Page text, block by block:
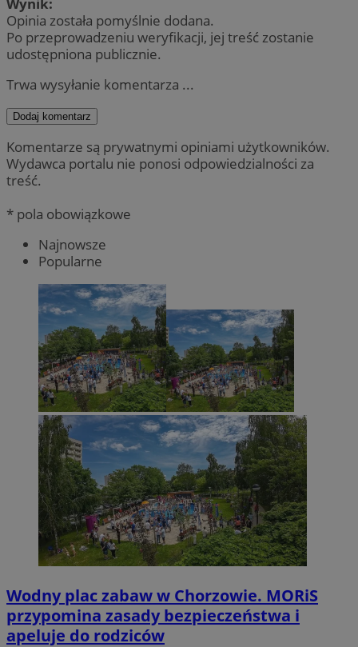
Opinia została pomyślnie dodana.
Po przeprowadzeniu weryfikacji, jej treść zostanie
udostępniona publicznie.
Trwa wysyłanie komentarza ...
Dodaj komentarz
Komentarze są prywatnymi opiniami użytkowników.
Wydawca portalu nie ponosi odpowiedzialności za
treść.
* pola obowiązkowe
Najnowsze
Popularne
Wodny plac zabaw w Chorzowie. MORiS
przypomina zasady bezpieczeństwa i
apeluje do rodziców